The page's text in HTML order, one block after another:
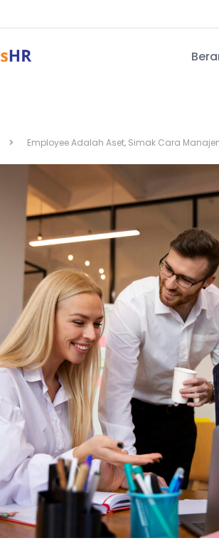
Employee Adalah Aset, Simak Cara